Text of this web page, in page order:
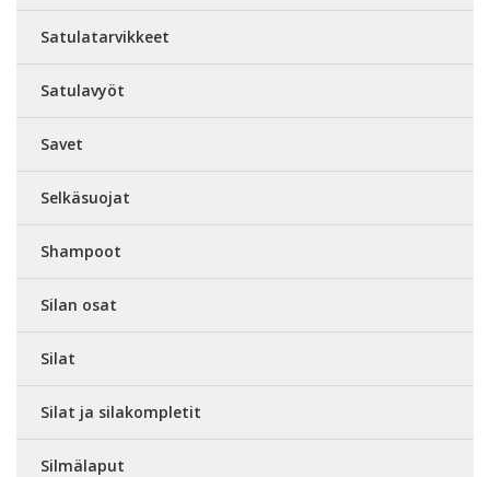
Satulatarvikkeet
Satulavyöt
Savet
Selkäsuojat
Shampoot
Silan osat
Silat
Silat ja silakompletit
Silmälaput